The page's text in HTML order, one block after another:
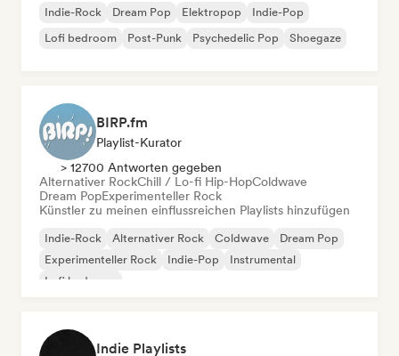
Indie-Rock Dream Pop Elektropop
Indie-Pop
Lofi bedroom
Post-Punk Psychedelic Pop Shoegaze
BIRP.fm
Playlist-Kurator
> 12700 Antworten gegeben
Alternativer RockChill / Lo-fi Hip-HopColdwave
Dream PopExperimenteller Rock
Künstler zu meinen einflussreichen Playlists hinzufügen
Indie-Rock Alternativer Rock Coldwave
Dream Pop
Experimenteller Rock
Indie-Pop
Instrumental
Lofi bedroom
Indie Playlists